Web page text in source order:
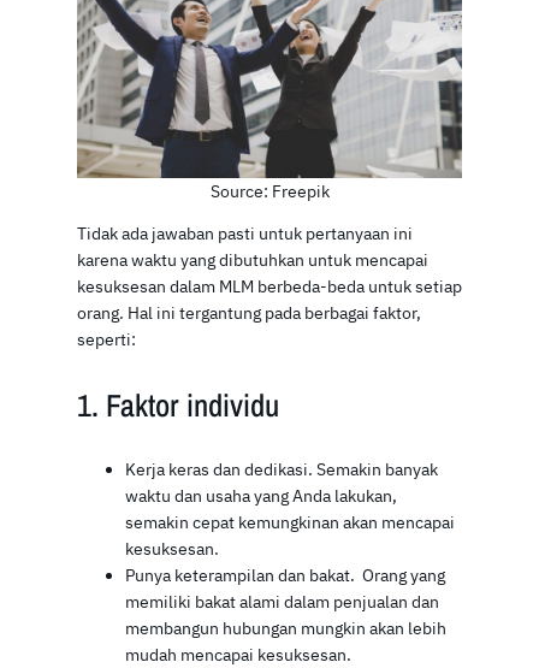
Source: Freepik
Tidak ada jawaban pasti untuk pertanyaan ini
karena waktu yang dibutuhkan untuk mencapai
kesuksesan dalam MLM berbeda-beda untuk setiap
orang. Hal ini tergantung pada berbagai faktor,
seperti:
1. Faktor individu
Kerja keras dan dedikasi. Semakin banyak
waktu dan usaha yang Anda lakukan,
semakin cepat kemungkinan akan mencapai
kesuksesan.
Punya keterampilan dan bakat. Orang yang
memiliki bakat alami dalam penjualan dan
membangun hubungan mungkin akan lebih
mudah mencapai kesuksesan.